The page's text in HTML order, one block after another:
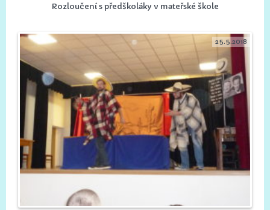
Rozloučení s předškoláky v mateřské škole
25.5.2018